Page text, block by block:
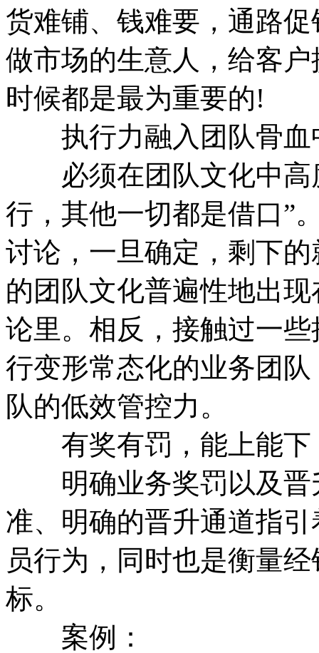
货难铺、钱难要，通路
做市场的生意人，给客
时候都是最为重要的!
执行力融入团队骨血
必须在团队文化中高
行，其他一切都是借口”
讨论，一旦确定，剩下
的团队文化普遍性地出
论里。相反，接触过一
行变形常态化的业务团
队的低效管控力。
有奖有罚，能上能下
明确业务奖罚以及晋
准、明确的晋升通道指
员行为，同时也是衡量
标。
案例：